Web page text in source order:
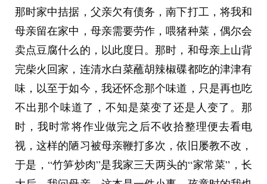
那时家中拮据，父亲欠有债务，南下打工，将我和
母亲留在家中，母亲需要劳作，喂猪种菜，偶尔会
卖点豆腐什么的，以此度日。那时，和母亲上山背
完柴火回家，连清水白菜蘸胡辣椒碟都吃的津津有
味，以至于如今，我还怀念那个味道，只是再也吃
不出那个味道了，不知是菜变了还是人变了。那
时，我时常将作业做完之后不收拾整理便去看电
视，这样的陋习被母亲鞭打多次，依旧屡教不改，
于是，“竹笋炒肉”是我家三天两头的“家常菜”，长